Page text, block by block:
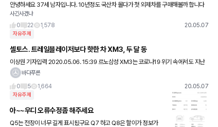
안녕하세요 37세 남자입니다. 10년정도 국산차 몰다가 첫 외제차를 구매해볼까 합니다
현금구매 생각하고 있고요 취등록 다 해서 6500생각하고 있습니다 차만 만족한다면 약
간의 파이넨셜도 상관없고요
사긴사겠냐
0
22 1,578 20.05.07
자유주제
셀토스. 트레일블레이저보다 핫한 차 XM3, 두 달 동
이상원 기자입력 2020.05.06. 15:39 르노삼성 XM3는 코로나19 위기 속에서도 지난
3월 5,581대에 이어 4월에는 6,276대가 판매, 두 달 동안 무려 1만2천대가 팔리는
바다푸른
0
5 1,664 20.05.07
자유주제
아~~우디 오류수정좀 해주세요
Q5는 전장이 너무 길게 표시됬구요 Q7 하고 Q8은 할이가 정보가